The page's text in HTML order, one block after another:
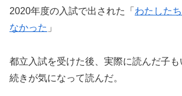
2020年度の入試で出された「 わたした
なかった 」
都立入試を受けた後、実際に読んだ子
続きが気になって読んだ。